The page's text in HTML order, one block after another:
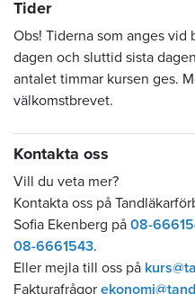
Tider
Obs! Tiderna som anges vid
dagen och sluttid sista
antalet timmar kursen ges.
välkomstbrevet.
Kontakta oss
Vill du veta mer?
Kontakta oss på
Sofia Ekenberg på 08-
08-6661543.
Eller mejla till oss på
Fakturafrågor